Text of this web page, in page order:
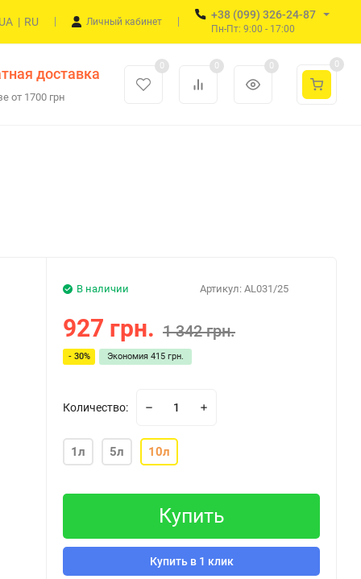
UA | RU Личный кабинет
+38 (099) 326-24-87
Пн-Пт: 9:00 - 17:00
доставка
от 1700 грн
0 0 0 0
Артикул: AL031/25
В наличии
927 грн. 1 342 грн.
- 30% Экономия415 грн.
Количество:
1л 5л 10л
Купить
Купить в 1 клик